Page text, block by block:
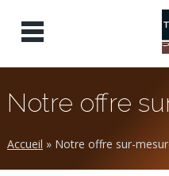
Notre offre
Accueil » Notre offre sur-